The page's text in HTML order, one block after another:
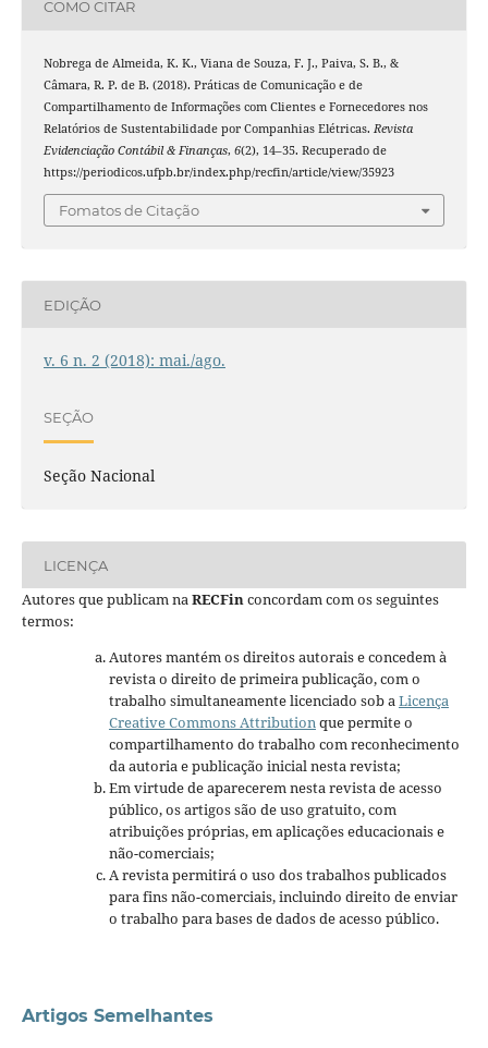
COMO CITAR
Nobrega de Almeida, K. K., Viana de Souza, F. J., Paiva, S. B., &
Câmara, R. P. de B. (2018). Práticas de Comunicação e de
Compartilhamento de Informações com Clientes e Fornecedores nos
Relatórios de Sustentabilidade por Companhias Elétricas. Revista
Evidenciação Contábil & Finanças, 6(2), 14–35. Recuperado de
https://periodicos.ufpb.br/index.php/recfin/article/view/35923
Fomatos de Citação
EDIÇÃO
v. 6 n. 2 (2018): mai./ago.
SEÇÃO
Seção Nacional
LICENÇA
Autores que publicam naRECFinconcordam com os seguintes
termos:
Autores mantém os direitos autorais e concedem à
revista o direito de primeira publicação, com o
trabalho simultaneamente licenciado sob aLicença
Creative Commons Attributionque permite o
compartilhamento do trabalho com reconhecimento
da autoria e publicação inicial nesta revista;
Em virtude de aparecerem nesta revista de acesso
público, os artigos são de uso gratuito, com
atribuições próprias, em aplicações educacionais e
não-comerciais;
A revista permitirá o uso dos trabalhos publicados
para fins não-comerciais, incluindo direito de enviar
o trabalho para bases de dados de acesso público.
Artigos Semelhantes